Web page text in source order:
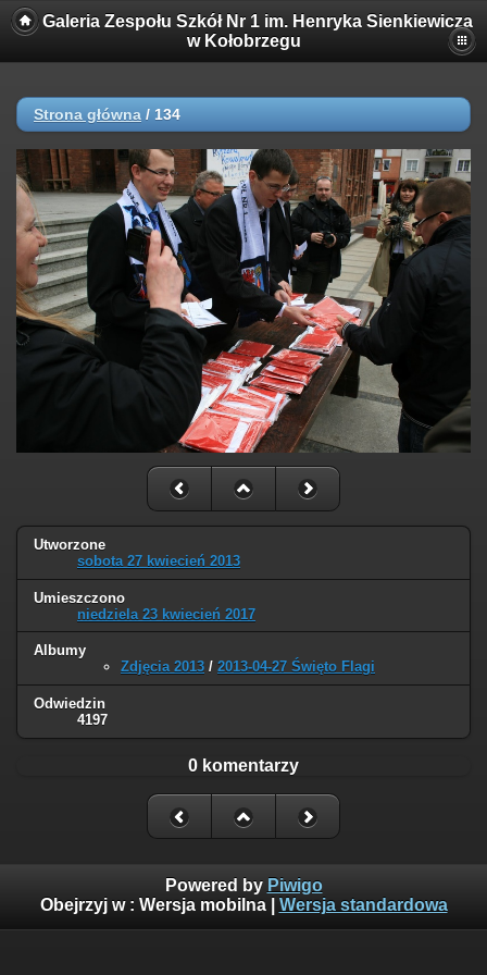
Galeria Zespołu Szkół Nr 1 im. Henryka Sienkiewicza
w Kołobrzegu
Strona główna / 134
Utworzone
sobota 27 kwiecień 2013
Umieszczono
niedziela 23 kwiecień 2017
Albumy
Zdjęcia 2013 / 2013-04-27 Święto Flagi
Odwiedzin
4197
0 komentarzy
Powered by Piwigo
Obejrzyj w : Wersja mobilna| Wersja standardowa